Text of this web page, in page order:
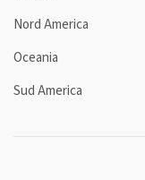
Nord America
Oceania
Sud America